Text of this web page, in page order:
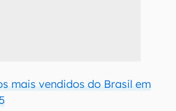
mais vendidos do Brasil em